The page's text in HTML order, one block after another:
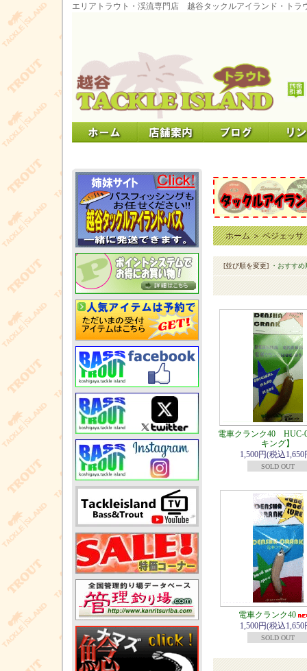
エリアトラウト・渓流専門店 越谷タックルアイランド・トラ
ホーム＞ベジェッサ
[並び順を変更] ・おすすめ
電車クランク40 HUC-
キング】
1,500円(税込1,650
SOLD OUT
電車クランク40
1,500円(税込1,650
SOLD OUT